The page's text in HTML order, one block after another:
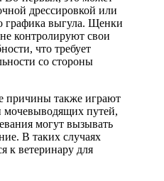
дрессировкой или
графика выгула. Щенки
контролируют свои
что требует
со стороны
причины также играют
путей,
могут вызывать
В таких случаях
к ветеринару для